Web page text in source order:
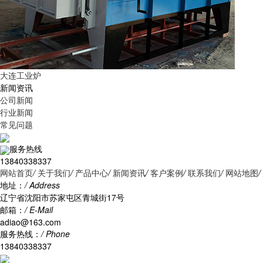
大连工业炉
新闻资讯
公司新闻
行业新闻
常见问题
服务热线
13840338337
网站首页/ 关于我们/ 产品中心/ 新闻资讯/ 客户案例/ 联系我们/ 网站地图/
地址：/ Address
辽宁省沈阳市苏家屯区青城街17号
邮箱：/ E-Mail
adiao@163.com
服务热线：/ Phone
13840338337